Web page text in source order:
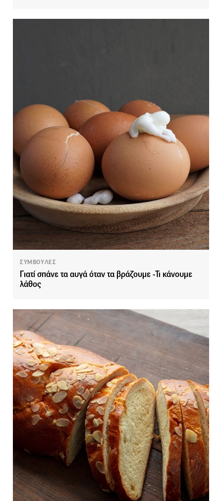
ΣΥΜΒΟΥΛΕΣ
Γιατί σπάνε τα αυγά όταν τα βράζουμε -Τι κάνουμε
λάθος